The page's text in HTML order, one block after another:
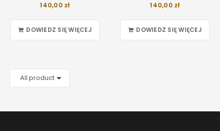
140,00 zł
DOWIEDZ SIĘ WIĘCEJ
140,00 zł
DOWIEDZ SIĘ WIĘCEJ